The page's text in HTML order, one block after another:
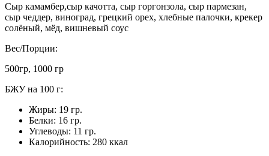
Сыр камамбер,сыр качотта, сыр горгонзола, сыр пармезан,
сыр чеддер, виноград, грецкий орех, хлебные палочки, крекер
солёный, мёд, вишневый соус
Вес/Порции:
500гр, 1000 гр
БЖУ на 100 г:
Жиры: 19 гр.
Белки: 16 гр.
Углеводы: 11 гр.
Калорийность: 280 ккал